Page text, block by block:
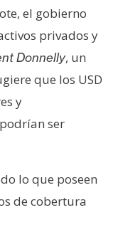
el gobierno
privados y
Donnelly, un
que los USD
y
ser
lo que poseen
de cobertura